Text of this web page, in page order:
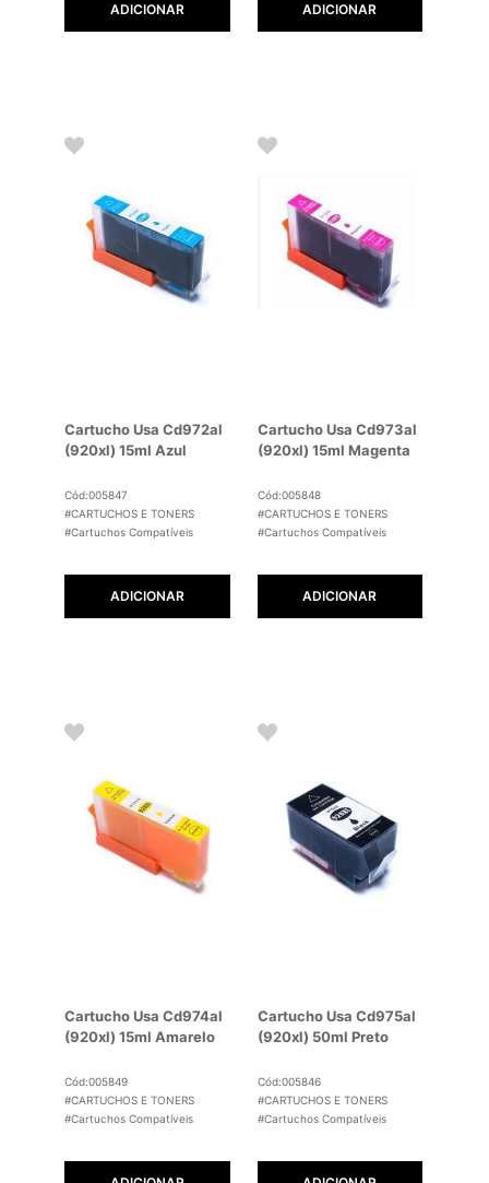
ADICIONAR ADICIONAR
Cartucho Usa Cd972al
(920xl) 15ml Azul
Cód:005847
#CARTUCHOS E TONERS
#Cartuchos Compatíveis
ADICIONAR
Cartucho Usa Cd973al
(920xl) 15ml Magenta
Cód:005848
#CARTUCHOS E TONERS
#Cartuchos Compatíveis
ADICIONAR
Cartucho Usa Cd974al
(920xl) 15ml Amarelo
Cód:005849
#CARTUCHOS E TONERS
#Cartuchos Compatíveis
Cartucho Usa Cd975al
(920xl) 50ml Preto
Cód:005846
#CARTUCHOS E TONERS
#Cartuchos Compatíveis